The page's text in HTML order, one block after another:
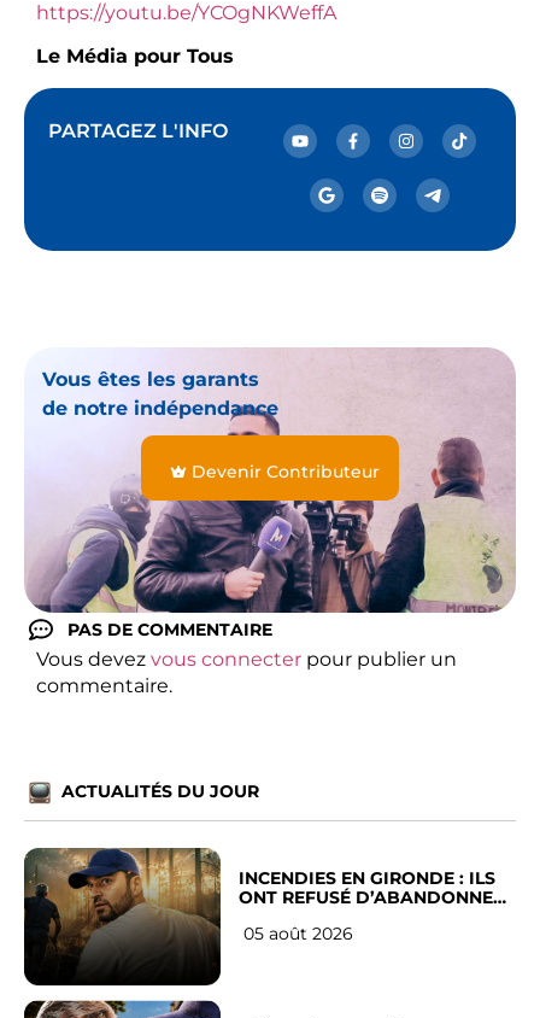
https://youtu.be/YCOgNKWeffA
Le Média pour Tous
PARTAGEZ L'INFO
Vous êtes les garants
de notre indépendance
Devenir Contributeur
PAS DE COMMENTAIRE
Vous devez vous connecter pour publier un
commentaire.
ACTUALITÉS DU JOUR
INCENDIES EN GIRONDE : ILS
ONT REFUSÉ D’ABANDONNER
05 août 2026